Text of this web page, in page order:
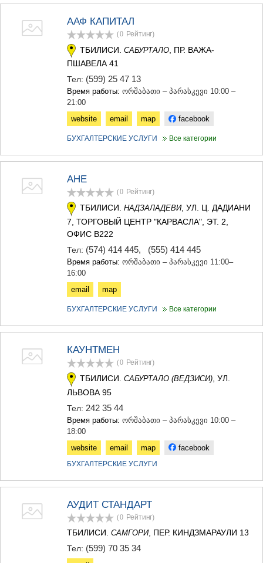
ААФ КАПИТАЛ
(0 Рейтинг)
ТБИЛИСИ. САБУРТАЛО , ПР. ВАЖА-
ПШАВЕЛА 41
Тел: (599) 25 47 13
Время работы: ორშაბათი – პარასკევი 10:00 –
21:00
website
email map facebook
БУХГАЛТЕРСКИЕ УСЛУГИ Все категории
АНЕ
(0 Рейтинг)
ТБИЛИСИ. НАДЗАЛАДЕВИ, УЛ. Ц. ДАДИАНИ
7, ТОРГОВЫЙ ЦЕНТР "КАРВАСЛА", ЭТ. 2,
ОФИС B222
Тел: (574) 414 445, (555) 414 445
Время работы: ორშაბათი – პარასკევი 11:00–
16:00
email
map
БУХГАЛТЕРСКИЕ УСЛУГИ Все категории
КАУНТМЕН
(0 Рейтинг)
ТБИЛИСИ. САБУРТАЛО (ВЕДЗИСИ) , УЛ.
ЛЬВОВА 95
Тел: 242 35 44
Время работы: ორშაბათი – პარასკევი 10:00 –
18:00
website
email map facebook
БУХГАЛТЕРСКИЕ УСЛУГИ
АУДИТ СТАНДАРТ
(0 Рейтинг)
ТБИЛИСИ. САМГОРИ, ПЕР. КИНДЗМАРАУЛИ 13
Тел: (599) 70 35 34